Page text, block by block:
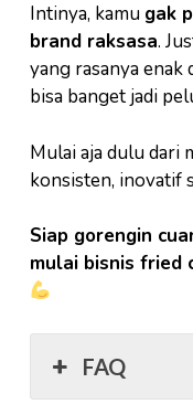
Intinya, kamu gak
brand raksasa.
yang rasanya enak
bisa banget jadi
Mulai aja dulu dari
konsisten, inovatif
Siap gorengin
mulai bisnis fried
FAQ